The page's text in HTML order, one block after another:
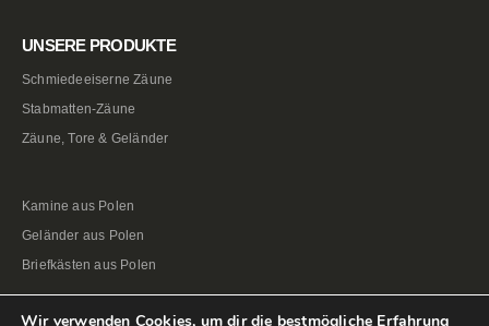
UNSERE PRODUKTE
Schmiedeeiserne Zäune
Stabmatten-Zäune
Zäune, Tore & Geländer
Kamine aus Polen
Geländer aus Polen
Briefkästen aus Polen
Wir verwenden Cookies, um dir die bestmögliche Erfahrung